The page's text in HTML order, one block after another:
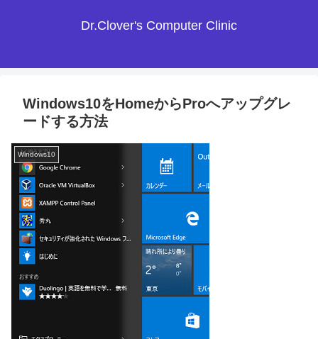
Dr.Clover's Computer Clinic
Windows10をHomeからProへアップグレ
ードする方法
Windows10